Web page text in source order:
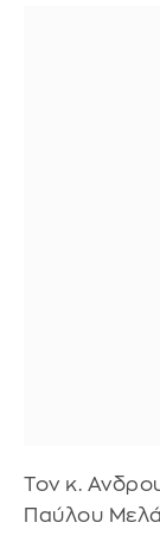
Τον κ.
Παύλου